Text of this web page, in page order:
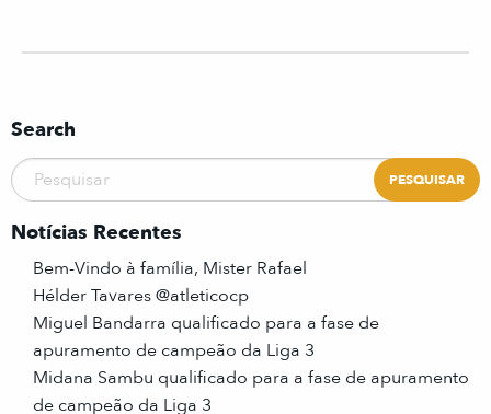
Search
Notícias Recentes
Bem-Vindo à família, Mister Rafael
Hélder Tavares @atleticocp
Miguel Bandarra qualificado para a fase de
apuramento de campeão da Liga 3
Midana Sambu qualificado para a fase de apuramento
de campeão da Liga 3